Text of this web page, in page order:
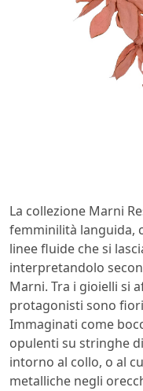
La collezione Marni
femminilità languida,
linee fluide che si
interpretandolo
Marni. Tra i gioielli si
protagonisti sono
Immaginati come
opulenti su stringhe
intorno al collo, o al
metalliche negli